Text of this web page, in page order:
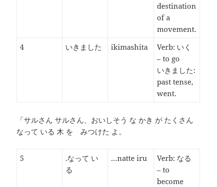
destination
of a
movement.
4
いきました ikimashita
Verb: いく
– to go
いきました:
past tense,
went.
「サルさん サルさん、おいしそう な かき が たくさん
なって いる 木 を みつけた よ。
5
.なって い
る
…natte iru
Verb: なる
– to
become